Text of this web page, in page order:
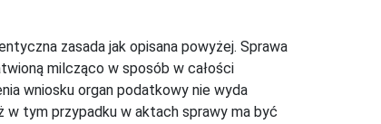
zasada jak opisana powyżej. Sprawa
milcząco w sposób w całości
wniosku organ podatkowy nie wyda
tym przypadku w aktach sprawy ma być